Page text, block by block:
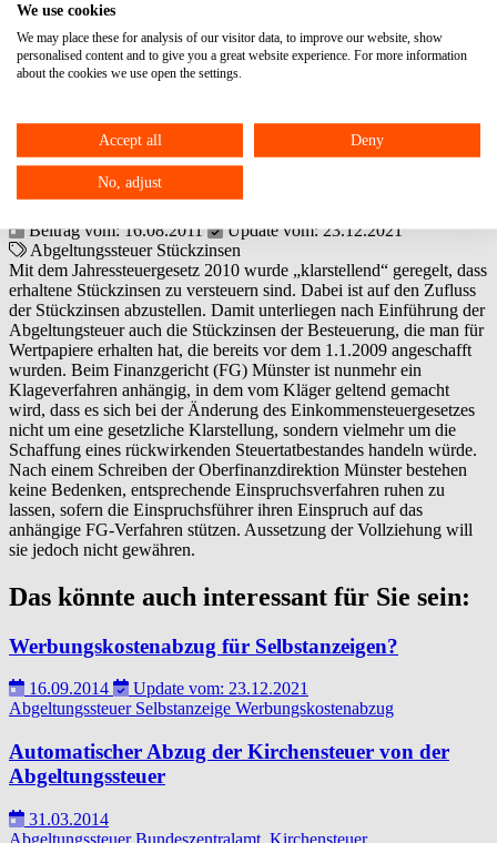
Fast Docs
zur Anlage von Lohnmitarbeiterstammdaten
Einführung der Abgeltungsteuer
Dieser Artikel ist älter als 2 Monate. Möglicherweise sind die
Beitrag vom: 16.08.2011
Update vom: 23.12.2021
Abgeltungssteuer Stückzinsen
Mit dem Jahressteuergesetz 2010 wurde „klarstellend“ geregelt, dass
erhaltene Stückzinsen zu versteuern sind. Dabei ist auf den Zufluss
der Stückzinsen abzustellen. Damit unterliegen nach Einführung der
Abgeltungsteuer auch die Stückzinsen der Besteuerung, die man für
Wertpapiere erhalten hat, die bereits vor dem 1.1.2009 angeschafft
wurden. Beim Finanzgericht (FG) Münster ist nunmehr ein
Klageverfahren anhängig, in dem vom Kläger geltend gemacht
wird, dass es sich bei der Änderung des Einkommensteuergesetzes
nicht um eine gesetzliche Klarstellung, sondern vielmehr um die
Schaffung eines rückwirkenden Steuertatbestandes handeln würde.
Nach einem Schreiben der Oberfinanzdirektion Münster bestehen
keine Bedenken, entsprechende Einspruchsverfahren ruhen zu
lassen, sofern die Einspruchsführer ihren Einspruch auf das
anhängige FG-Verfahren stützen. Aussetzung der Vollziehung will
sie jedoch nicht gewähren.
Das könnte auch interessant für Sie sein:
Werbungskostenabzug für Selbstanzeigen?
16.09.2014
Update vom: 23.12.2021
Abgeltungssteuer Selbstanzeige Werbungskostenabzug
Automatischer Abzug der Kirchensteuer von der
Abgeltungssteuer
31.03.2014
AbgeltungssteuerBundeszentralamt. Kirchensteuer
We use cookies
We may place these for analysis of our visitor data, to improve our website, show
personalised content and to give you a great website experience. For more information
about the cookies we use open the settings.
Accept all Deny
No, adjust